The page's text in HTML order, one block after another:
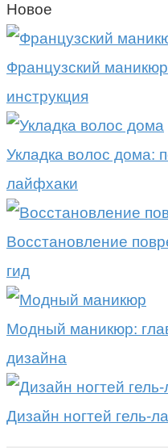
Новое
Французский
инструкция
Укладка волос дома:
лайфхаки
Восстановление
гид
Модный маникюр:
дизайна
Дизайн ногтей гель-